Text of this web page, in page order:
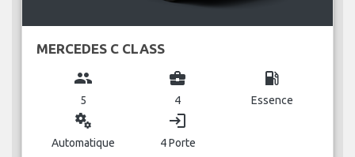
MERCEDES C CLASS
group
5
business_center
4
local_gas_station
Essence
miscellaneous_services
Automatique
login
4 Porte